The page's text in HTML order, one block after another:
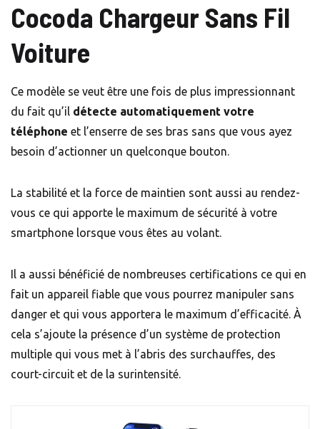
Cocoda Chargeur Sans Fil
Voiture
Ce modèle se veut être une fois de plus impressionnant
du fait qu’il détecte automatiquement votre
téléphone et l’enserre de ses bras sans que vous ayez
besoin d’actionner un quelconque bouton.
La stabilité et la force de maintien sont aussi au rendez-
vous ce qui apporte le maximum de sécurité à votre
smartphone lorsque vous êtes au volant.
Il a aussi bénéficié de nombreuses certifications ce qui en
fait un appareil fiable que vous pourrez manipuler sans
danger et qui vous apportera le maximum d’efficacité. À
cela s’ajoute la présence d’un système de protection
multiple qui vous met à l’abris des surchauffes, des
court-circuit et de la surintensité.